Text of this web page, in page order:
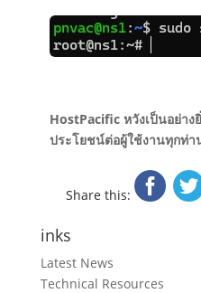
HostPacific หวังเป็นอย่าง
ประโยชน์ต่อผู้ใช้งานทุกท่า
Share this:
inks
Latest News
Technical Resources